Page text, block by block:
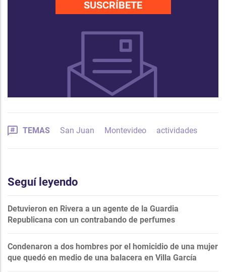
SUSCRÍBETE
TEMAS San Juan Montevideo actividades
Seguí leyendo
Detuvieron en Rivera a un agente de la Guardia
Republicana con un contrabando de perfumes
Condenaron a dos hombres por el homicidio de una mujer
que quedó en medio de una balacera en Villa García